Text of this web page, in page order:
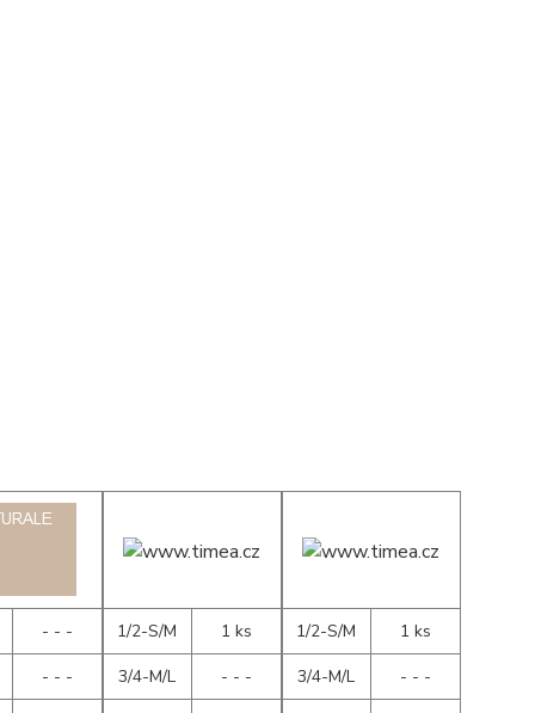
- - -
- - -
1/2-S/M
1 ks
3/4-M/L
- - -
1/2-S/M
1 ks
3/4-M/L
- - -